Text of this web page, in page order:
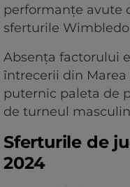
performanțe avute
sferturile
Absența factorului
întrecerii din
puternic paleta de
de turneul
Sferturile de
2024